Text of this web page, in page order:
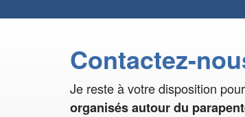
Contactez-
Je reste à votre disposition
organisés autour du